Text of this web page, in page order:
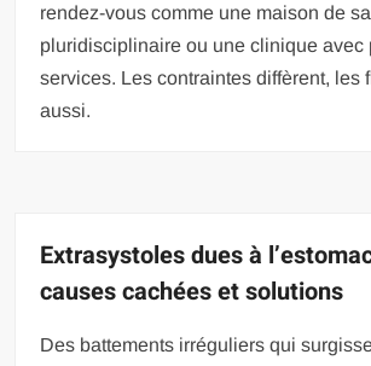
rendez-vous comme une maison de
pluridisciplinaire ou une clinique avec
services. Les contraintes diffèrent, les
aussi.
Extrasystoles dues à
causes cachées et solutions
Des battements irréguliers qui